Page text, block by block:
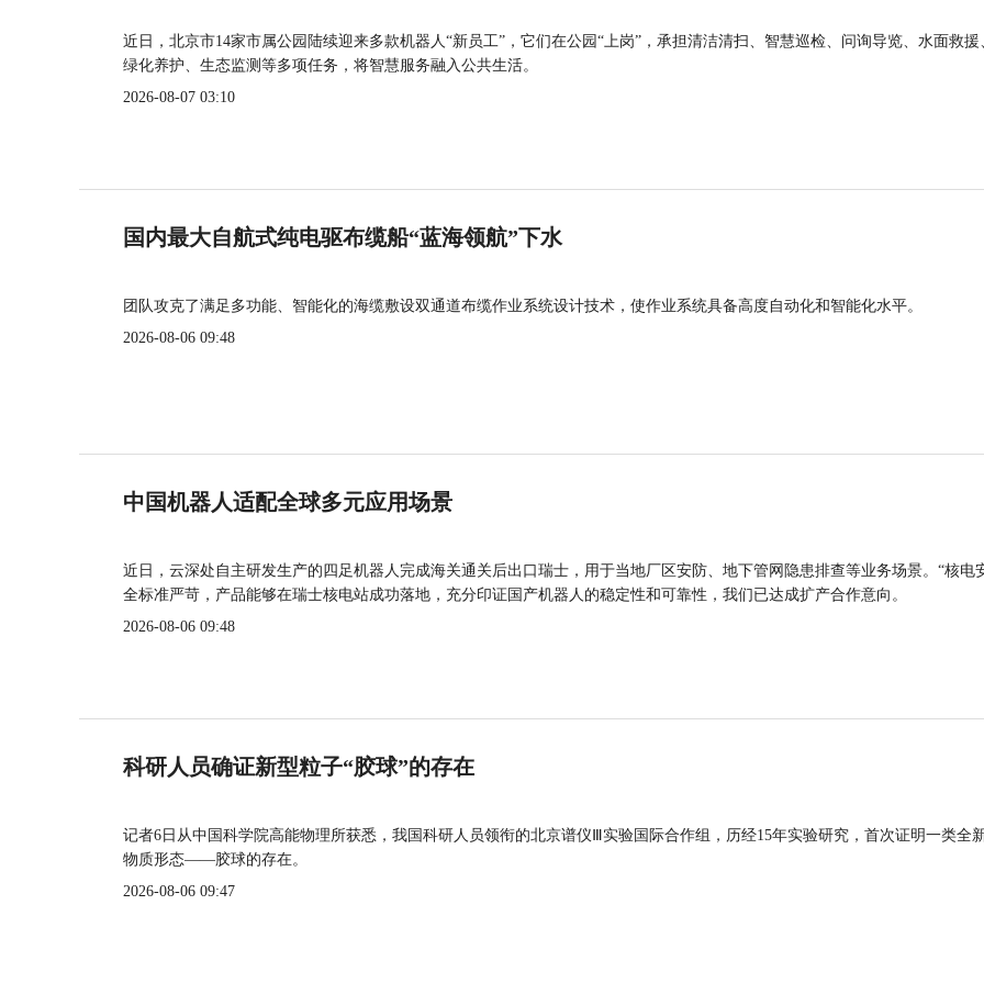
近日，北京市14家市属公园陆续迎来多款机器人“新员工”，它们在公园“上岗”，承担清洁清扫、智慧巡检、问询导览、水面救援
绿化养护、生态监测等多项任务，将智慧服务融入公共生活。
2026-08-07 03:10
国内最大自航式纯电驱布缆船“蓝海领航”下水
团队攻克了满足多功能、智能化的海缆敷设双通道布缆作业系统设计技术，使作业系统具备高度自动化和智能化水平。
2026-08-06 09:48
中国机器人适配全球多元应用场景
近日，云深处自主研发生产的四足机器人完成海关通关后出口瑞士，用于当地厂区安防、地下管网隐患排查等业务场景。“核电
全标准严苛，产品能够在瑞士核电站成功落地，充分印证国产机器人的稳定性和可靠性，我们已达成扩产合作意向。
2026-08-06 09:48
科研人员确证新型粒子“胶球”的存在
记者6日从中国科学院高能物理所获悉，我国科研人员领衔的北京谱仪Ⅲ实验国际合作组，历经15年实验研究，首次证明一类全
物质形态——胶球的存在。
2026-08-06 09:47